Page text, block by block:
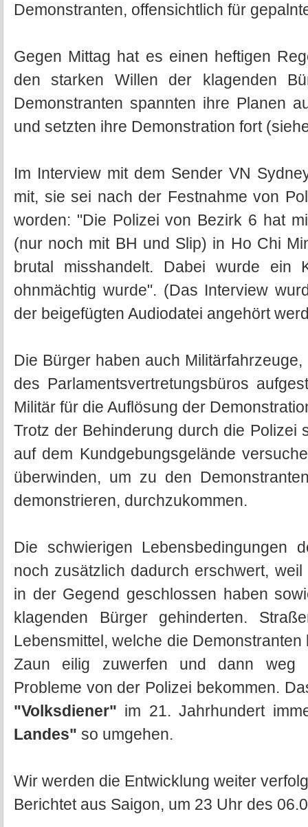
Demonstranten, offensichtlich für
Gegen Mittag hat es einen heftigen
den starken Willen der klagenden
Demonstranten spannten ihre Planen
und setzten ihre Demonstration fort
Im Interview mit dem Sender VN
mit, sie sei nach der Festnahme von
worden: "Die Polizei von Bezirk 6 hat
(nur noch mit BH und Slip) in Ho Chi
brutal misshandelt. Dabei wurde ein
ohnmächtig wurde". (Das Interview
der beigefügten Audiodatei angehört
Die Bürger haben auch
des Parlamentsvertretungsbüros
Militär für die Auflösung der
Trotz der Behinderung durch die Polizei
auf dem Kundgebungsgelände
überwinden, um zu den
demonstrieren, durchzukommen.
Die schwierigen Lebensbedingungen
noch zusätzlich dadurch erschwert,
in der Gegend geschlossen haben
klagenden Bürger gehinderten.
Lebensmittel, welche die
Zaun eilig zuwerfen und dann weg
Probleme von der Polizei bekommen.
"Volksdiener" im 21. Jahrhundert
Landes" so umgehen.
Wir werden die Entwicklung weiter
Berichtet aus Saigon, um 23 Uhr des